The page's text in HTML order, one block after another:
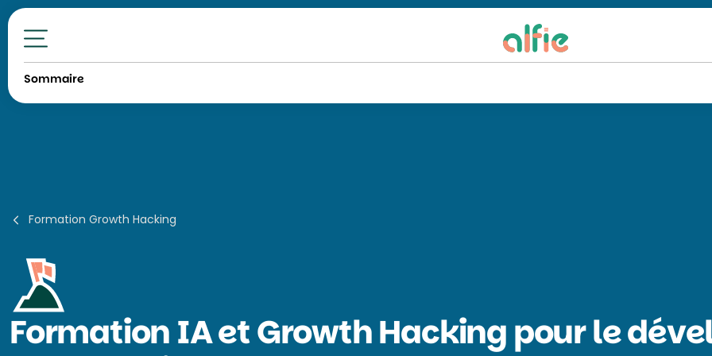
Toutes nos formations
Sommaire
Formation Growth Hacking
FormationIA et Growth Hacking pour le